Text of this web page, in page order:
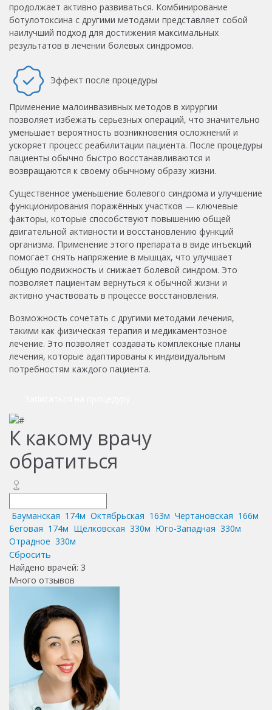
продолжает активно развиваться. Комбинирование
ботулотоксина с другими методами представляет собой
наилучший подход для достижения максимальных
результатов в лечении болевых синдромов.
Эффект после процедуры
Применение малоинвазивных методов в хирургии
позволяет избежать серьезных операций, что значительно
уменьшает вероятность возникновения осложнений и
ускоряет процесс реабилитации пациента. После процедуры
пациенты обычно быстро восстанавливаются и
возвращаются к своему обычному образу жизни.
Существенное уменьшение болевого синдрома и улучшение
функционирования поражённых участков — ключевые
факторы, которые способствуют повышению общей
двигательной активности и восстановлению функций
организма. Применение этого препарата в виде инъекций
помогает снять напряжение в мышцах, что улучшает
общую подвижность и снижает болевой синдром. Это
позволяет пациентам вернуться к обычной жизни и
активно участвовать в процессе восстановления.
Возможность сочетать с другими методами лечения,
такими как физическая терапия и медикаментозное
лечение. Это позволяет создавать комплексные планы
лечения, которые адаптированы к индивидуальным
потребностям каждого пациента.
К какому врачу
обратиться
Бауманская 174м Октябрьская 163м Чертановская 166м
Беговая 174м Щёлковская 330м Юго-Западная 330м
Отрадное 330м
Сбросить
Найдено врачей: 3
Много отзывов